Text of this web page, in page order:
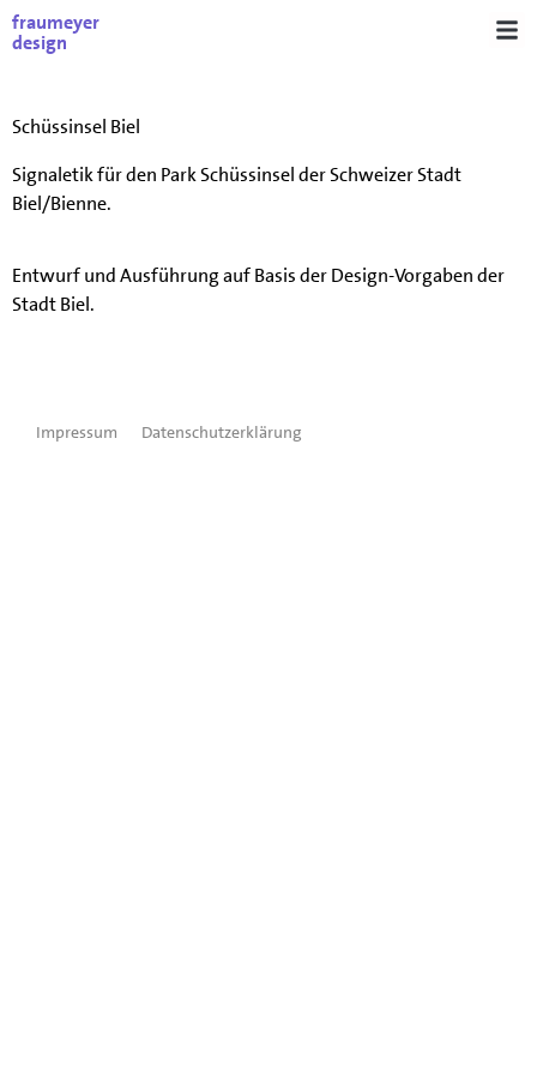
fraumeyer
design
Schüssinsel Biel
Signaletik für den Park Schüssinsel der Schweizer Stadt
Biel/Bienne.
Entwurf und Ausführung auf Basis der Design-Vorgaben der
Stadt Biel.
Impressum Datenschutzerklärung